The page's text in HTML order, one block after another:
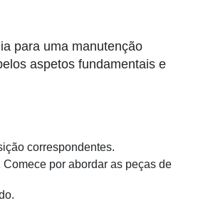
para uma manutenção
aspetos fundamentais e
correspondentes.
por abordar as peças de